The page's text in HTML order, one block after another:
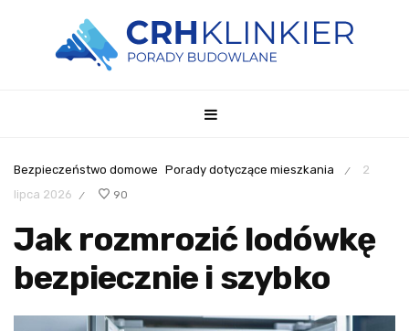
Bezpieczeństwo domowe Porady dotyczące mieszkania /
2
lipca 2026
/ 90
Jak rozmrozić lodówkę
bezpiecznie i szybko